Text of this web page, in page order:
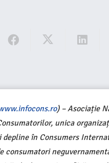
) – Asociație
unica
depline în Consumers
consumatori